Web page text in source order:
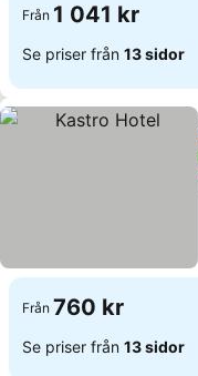
Från 1 041 kr
Se priser från 13 sidor
Från 760 kr
Se priser från 13 sidor